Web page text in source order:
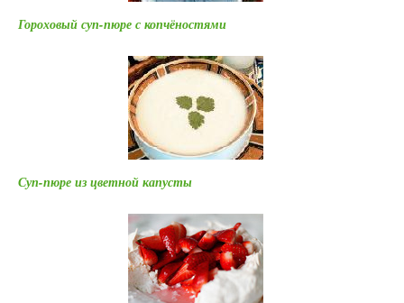
Гороховый суп-пюре с копчёностями
Суп-пюре из цветной капусты